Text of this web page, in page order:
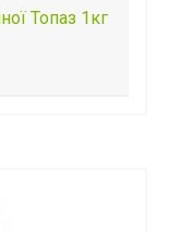
Топаз 1кг